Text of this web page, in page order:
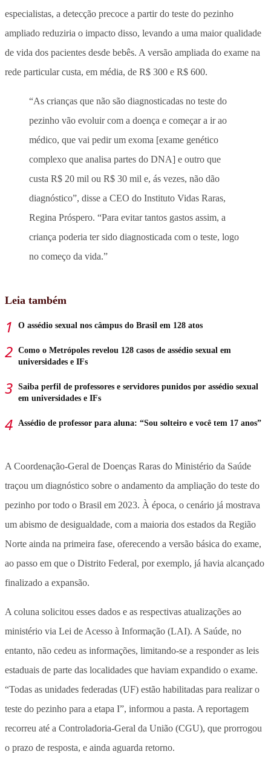
especialistas, a detecção precoce a partir do teste do pezinho
ampliado reduziria o impacto disso, levando a uma maior qualidade
de vida dos pacientes desde bebês. A versão ampliada do exame na
rede particular custa, em média, de R$ 300 e R$ 600.
“As crianças que não são diagnosticadas no teste do
pezinho vão evoluir com a doença e começar a ir ao
médico, que vai pedir um exoma [exame genético
complexo que analisa partes do DNA] e outro que
custa R$ 20 mil ou R$ 30 mil e, ás vezes, não dão
diagnóstico”, disse a CEO do Instituto Vidas Raras,
Regina Próspero. “Para evitar tantos gastos assim, a
criança poderia ter sido diagnosticada com o teste, logo
no começo da vida.”
Leia também
O assédio sexual nos câmpus do Brasil em 128 atos
Como o Metrópoles revelou 128 casos de assédio sexual em
universidades e IFs
Saiba perfil de professores e servidores punidos por assédio sexual
em universidades e IFs
Assédio de professor para aluna: “Sou solteiro e você tem 17 anos”
A Coordenação-Geral de Doenças Raras do Ministério da Saúde
traçou um diagnóstico sobre o andamento da ampliação do teste do
pezinho por todo o Brasil em 2023. À época, o cenário já mostrava
um abismo de desigualdade, com a maioria dos estados da Região
Norte ainda na primeira fase, oferecendo a versão básica do exame,
ao passo em que o Distrito Federal, por exemplo, já havia alcançado
finalizado a expansão.
A coluna solicitou esses dados e as respectivas atualizações ao
ministério via Lei de Acesso à Informação (LAI). A Saúde, no
entanto, não cedeu as informações, limitando-se a responder as leis
estaduais de parte das localidades que haviam expandido o exame.
“Todas as unidades federadas (UF) estão habilitadas para realizar o
teste do pezinho para a etapa I”, informou a pasta. A reportagem
recorreu até a Controladoria-Geral da União (CGU), que prorrogou
o prazo de resposta, e ainda aguarda retorno.